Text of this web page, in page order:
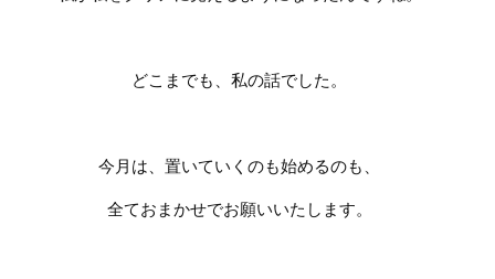
どこまでも、私の話でした。
今月は、置いていくのも始めるのも、
全ておまかせでお願いいたします。